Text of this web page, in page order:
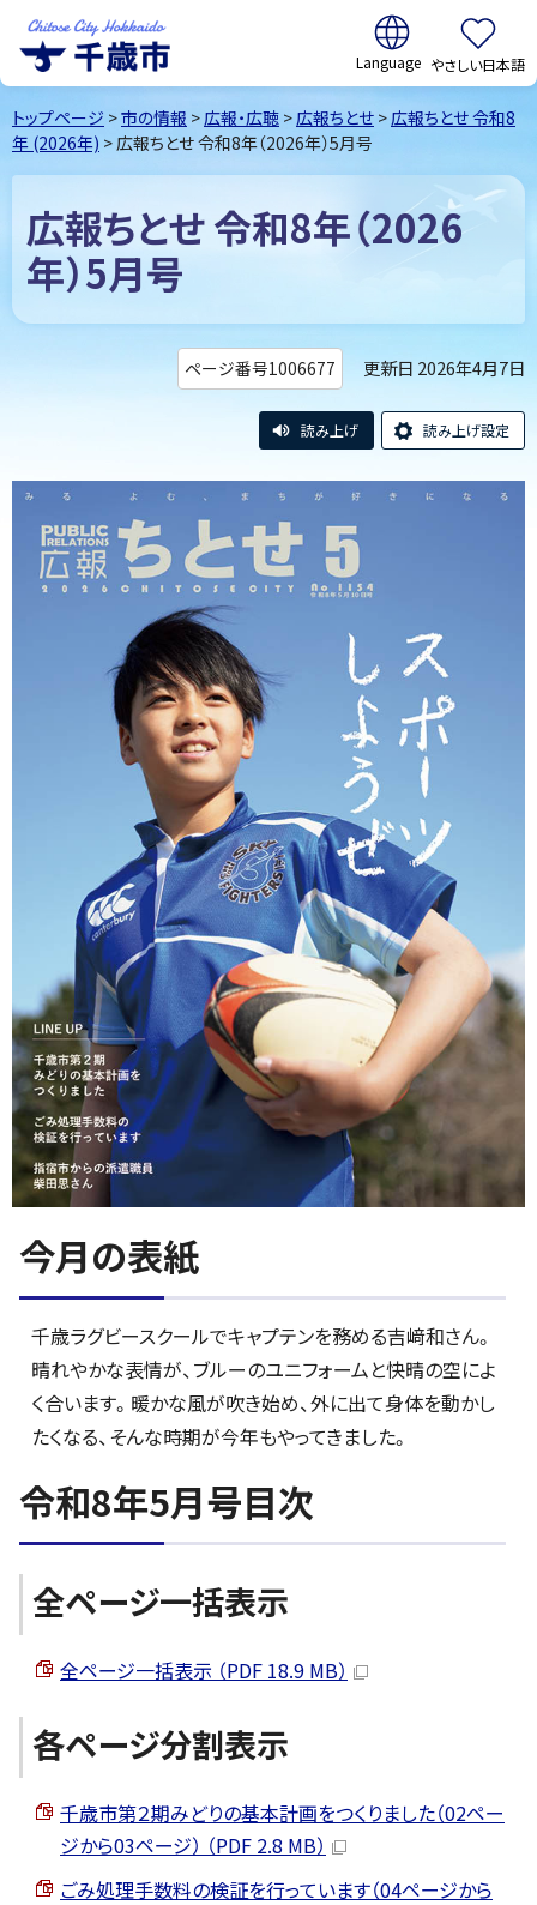
千歳市Chitose
City Hokkaido
翻訳:
やさしい日本語
トップページ >市の情報 >広報・広聴 >広報ちとせ >広報ちとせ 令和8
年 (2026年) > 広報ちとせ 令和8年（2026年）5月号
広報ちとせ 令和8年（2026
年）5月号
ページ番号1006677 更新日 2026年4月7日
読み上げ 読み上げ設定
今月の表紙
千歳ラグビースクールでキャプテンを務める吉﨑和さん。
晴れやかな表情が、ブルーのユニフォームと快晴の空によ
く合います。暖かな風が吹き始め、外に出て身体を動かし
たくなる、そんな時期が今年もやってきました。
令和8年5月号目次
全ページ一括表示
全ページ一括表示 （PDF 18.9 MB）
各ページ分割表示
千歳市第２期みどりの基本計画をつくりました（02ペー
ジから03ページ） （PDF 2.8 MB）
ごみ処理手数料の検証を行っています（04ページから